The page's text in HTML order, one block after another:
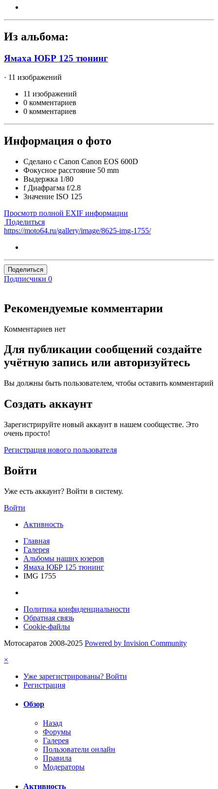
Из альбома:
Ямаха ЮБР 125 тюнинг
· 11 изображений
11 изображений
0 комментариев
0 комментариев
Информация о фото
Сделано с Canon Canon EOS 600D
Фокусное расстояние 50 mm
Выдержка 1/80
f Диафрагма f/2.8
Значение ISO 125
Просмотр полной EXIF информации
Поделиться
https://moto64.ru/gallery/image/8625-img-1755/
Поделиться
Подписчики 0
Рекомендуемые комментарии
Комментариев нет
Для публикации сообщений создайте
учётную запись или авторизуйтесь
Вы должны быть пользователем, чтобы оставить комментарий
Создать аккаунт
Зарегистрируйте новый аккаунт в нашем сообществе. Это
очень просто!
Регистрация нового пользователя
Войти
Уже есть аккаунт? Войти в систему.
Войти
Активность
Главная
Галерея
Альбомы наших юзеров
Ямаха ЮБР 125 тюнинг
IMG 1755
Политика конфиденциальности
Обратная связь
Cookie-файлы
Мотосаратов 2008-2025 Powered by Invision Community
×
Уже зарегистрированы? Войти
Регистрация
Обзор
Назад
Форумы
Галерея
Пользователи онлайн
Правила
Модераторы
Активность